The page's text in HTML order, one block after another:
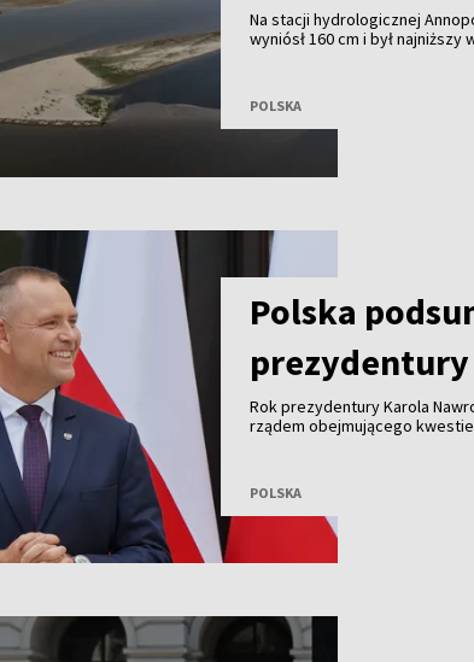
Na stacji hydrologicznej
wyniósł 160 cm i był
POLSKA
Polska
Rok prezydentury Karola
rządem obejmującego
napięcia w relacjach z Ukrainą.
POLSKA